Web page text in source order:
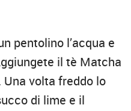
pentolino l’acqua e
il tè Matcha
volta freddo lo
di lime e il